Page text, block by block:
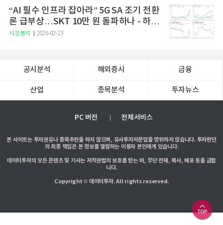
“AI 필수 인프라 잡아라” 5G SA 조기 전환
론 급부상…SKT 10만 원 돌파하나 - 하나
증권
시장분석 2026-02-23
공시분석 해외증시 금융
산업 종목분석 투자뉴스
PC 버전 전체서비스
본 사이트는 투자권유나 종목추천을 하지 않으며, 유사투자자문업을 영위하지 않습니다. 투자판단
의 최종 책임은 본 정보를 열람하는 이용자 본인에게 있습니다.
데이터투자의 모든 콘텐츠 및 기사는 저작권법의 보호를 받는 바, 무단 전재, 복사, 배포 등을 금합
니다.
Copyright © 데이터투자. All rights reserved.